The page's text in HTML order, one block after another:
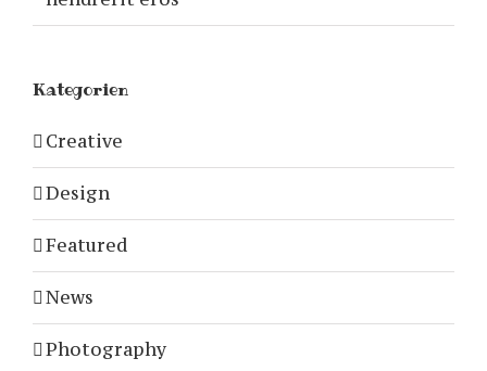
Kategorien
Creative
Design
Featured
News
Photography